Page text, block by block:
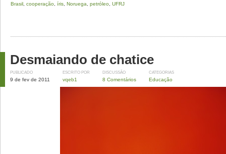
Brasil cooperação íris Noruega petróleo UFRJ
Desmaiando de chatice
PUBLICADO
9 de fev de 2011
ESCRITO POR
vqeb1
DISCUSSÃO
8 Comentários
CATEGORIAS
Educação